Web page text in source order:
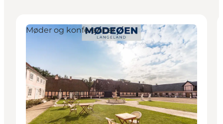
Møder og konferencer